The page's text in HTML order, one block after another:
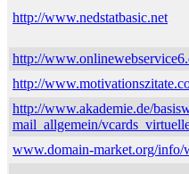
http://www.nedstatbasic.net
http://
http://
http://www.akademie.de/
mail_allgemein/
www.domain-market.org/info/